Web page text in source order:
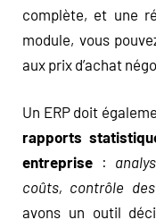
complète, et une
module, vous
aux prix d’achat
Un ERP doit
rapports
entreprise :
coûts, contrôle
avons un outil